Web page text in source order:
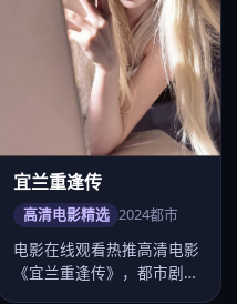
宜兰重逢传
高清电影精选 2024都市
电影在线观看热推高清电影
《宜兰重逢传》，都市剧情